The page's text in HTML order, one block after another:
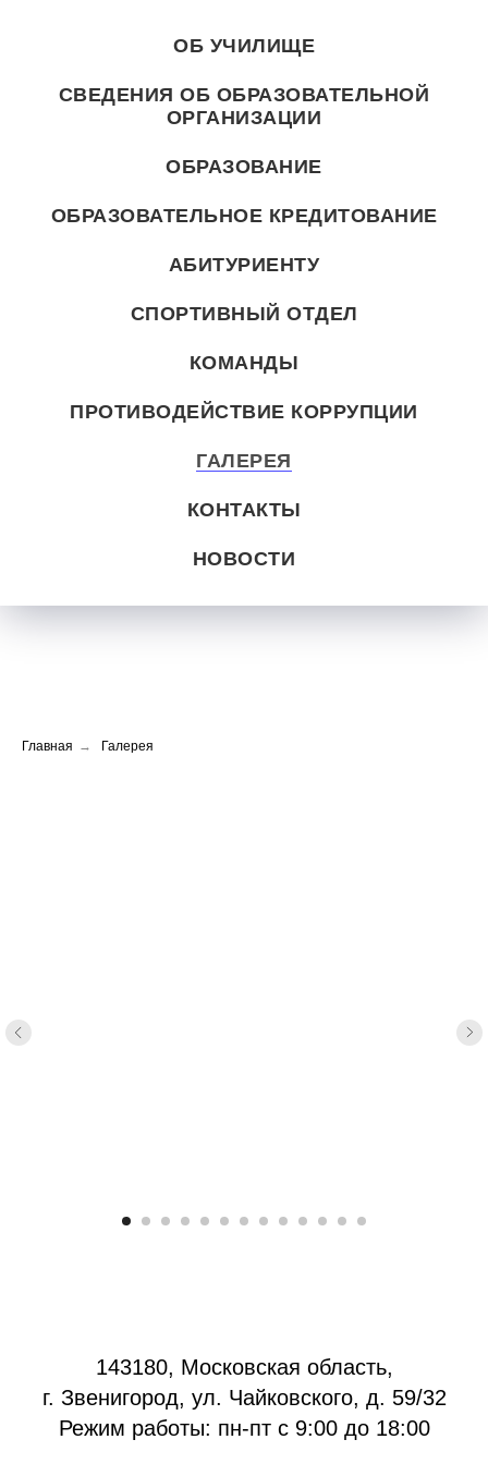
ОБ УЧИЛИЩЕ
СВЕДЕНИЯ ОБ ОБРАЗОВАТЕЛЬНОЙ
ОРГАНИЗАЦИИ
ОБРАЗОВАНИЕ
ОБРАЗОВАТЕЛЬНОЕ КРЕДИТОВАНИЕ
АБИТУРИЕНТУ
СПОРТИВНЫЙ ОТДЕЛ
КОМАНДЫ
ПРОТИВОДЕЙСТВИЕ КОРРУПЦИИ
ГАЛЕРЕЯ
КОНТАКТЫ
НОВОСТИ
Главная → Галерея
143180, Московская область,
г. Звенигород, ул. Чайковского, д. 59/32
Режим работы: пн-пт с 9:00 до 18:00